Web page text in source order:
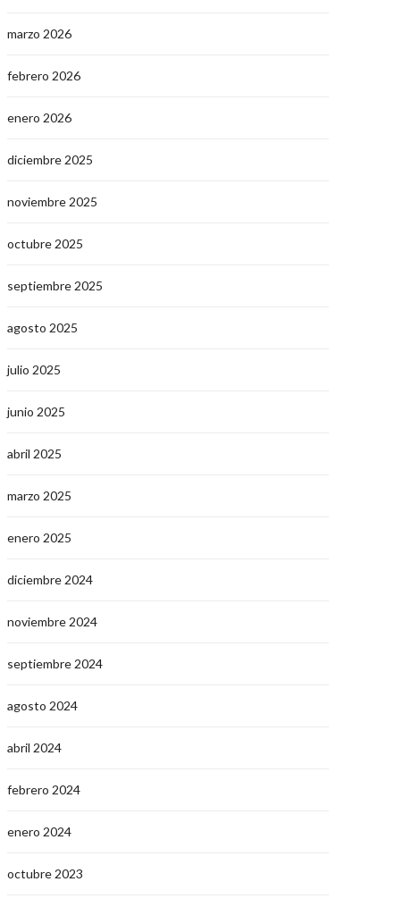
marzo 2026
febrero 2026
enero 2026
diciembre 2025
noviembre 2025
octubre 2025
septiembre 2025
agosto 2025
julio 2025
junio 2025
abril 2025
marzo 2025
enero 2025
diciembre 2024
noviembre 2024
septiembre 2024
agosto 2024
abril 2024
febrero 2024
enero 2024
octubre 2023